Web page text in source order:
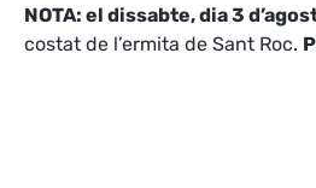
NOTA: el dissabte, dia 3
costat de l’ermita de Sant Roc.